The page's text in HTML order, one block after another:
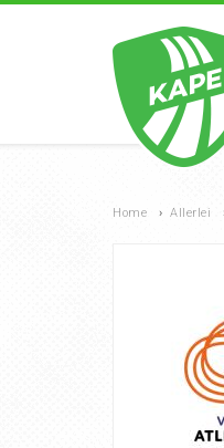
Home › Allerlei